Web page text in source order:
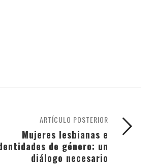
ARTÍCULO POSTERIOR
Mujeres lesbianas e
de género: un
diálogo necesario